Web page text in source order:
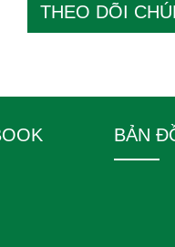
THEO DÕI
BẢN